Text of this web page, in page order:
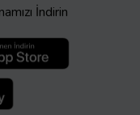
İndirin